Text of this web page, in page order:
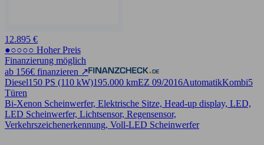
12.895 €
●○○○○ Hoher Preis
Finanzierung möglich
ab 156€ finanzieren ↗
Diesel150 PS (110 kW)195.000 kmEZ 09/2016AutomatikKombi5
Türen
Bi-Xenon Scheinwerfer, Elektrische Sitze, Head-up display, LED,
LED Scheinwerfer, Lichtsensor, Regensensor,
Verkehrszeichenerkennung, Voll-LED Scheinwerfer